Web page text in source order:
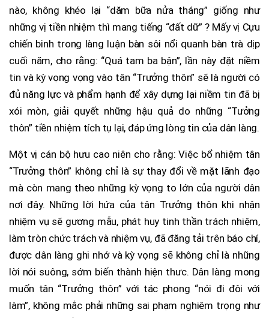
nào, không khéo lại “dăm bữa nửa tháng” giống như
những vị tiền nhiệm thì mang tiếng “đất dữ” ? Mấy vị Cựu
chiến binh trong làng luận bàn sôi nổi quanh bàn trà dịp
cuối năm, cho rằng: “Quá tam ba bận”, lần này đặt niềm
tin và kỳ vọng vọng vào tân “Trưởng thôn” sẽ là người có
đủ năng lực và phẩm hạnh để xây dựng lại niềm tin đã bị
xói mòn, giải quyết những hậu quả do những “Tưởng
thôn” tiền nhiệm tích tụ lại, đáp ứng lòng tin của dân làng.
Một vị cán bộ hưu cao niên cho rằng: Việc bổ nhiệm tân
“Trưởng thôn” không chỉ là sự thay đổi về mặt lãnh đạo
mà còn mang theo những kỳ vọng to lớn của người dân
nơi đây. Những lời hứa của tân Trưởng thôn khi nhận
nhiệm vụ sẽ gương mẫu, phát huy tinh thần trách nhiệm,
làm tròn chức trách và nhiệm vụ, đã đăng tải trên báo chí,
được dân làng ghi nhớ và kỳ vọng sẽ không chỉ là những
lời nói suông, sớm biến thành hiện thưc. Dân làng mong
muốn tân “Trưởng thôn” với tác phong “nói đi đôi với
làm”, không mắc phải những sai phạm nghiêm trọng như